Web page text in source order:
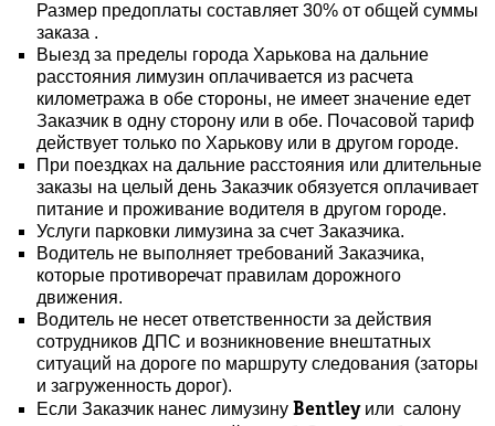
Размер предоплаты составляет 30% от общей суммы
заказа .
Выезд за пределы города Харькова на дальние
расстояния лимузин оплачивается из расчета
километража в обе стороны, не имеет значение едет
Заказчик в одну сторону или в обе. Почасовой тариф
действует только по Харькову или в другом городе.
При поездках на дальние расстояния или длительные
заказы на целый день Заказчик обязуется оплачивает
питание и проживание водителя в другом городе.
Услуги парковки лимузина за счет Заказчика.
Водитель не выполняет требований Заказчика,
которые противоречат правилам дорожного
движения.
Водитель не несет ответственности за действия
сотрудников ДПС и возникновение внештатных
ситуаций на дороге по маршруту следования (заторы
и загруженность дорог).
Если Заказчик нанес лимузину Bentley или салону